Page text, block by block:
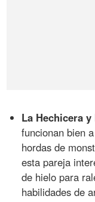
La Hechicera
funcionan bien
hordas de
esta pareja
de hielo para
habilidades de